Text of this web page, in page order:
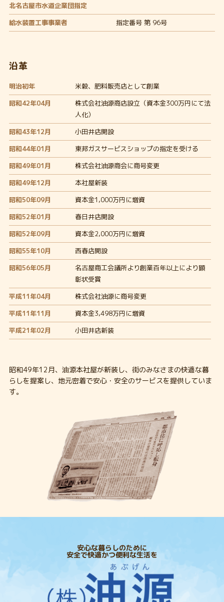
北名古屋市水道企業団指定
給水装置工事事業者
指定番号 第 96号
沿革
明治初年
米穀、肥料販売店として創業
昭和42年04月
株式会社油源商店設立（資本金300万円にて法
人化）
昭和43年12月
小田井店開設
昭和44年01月
東邦ガスサービスショップの指定を受ける
昭和49年01月
株式会社油源商会に商号変更
昭和49年12月
本社屋新装
昭和50年09月
資本金1,000万円に増資
昭和52年01月
春日井店開設
昭和52年09月
資本金2,000万円に増資
昭和55年10月
西春店開設
昭和56年05月
名古屋商工会議所より創業百年以上により顕
彰状受賞
平成11年04月
株式会社油源に商号変更
平成11年11月
資本金3,498万円に増資
平成21年02月
小田井店新装
昭和49年12月、油源本社屋が新装し、街のみなさまの快適な暮
らしを提案し、地元密着で安心・安全のサービスを提供していま
す。
安心な暮らしのために
安全で快適かつ便利な生活を